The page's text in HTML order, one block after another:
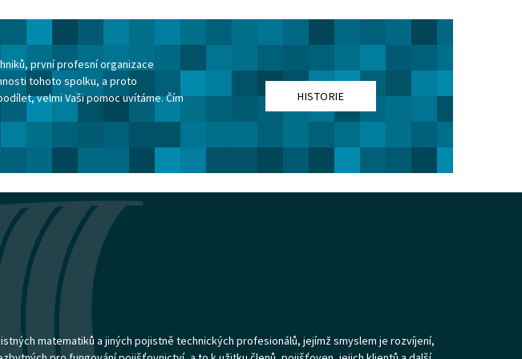
první profesní organizace
tohoto spolku, a proto
velmi Vaši pomoc uvítáme. Čím
HISTORIE
matematiků a jiných pojistně technických profesionálů, jejímž smyslem je rozvíjení,